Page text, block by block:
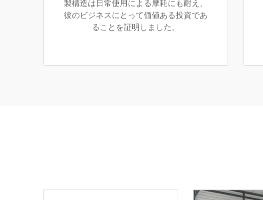
製構造は日常使用による摩耗にも耐え、
彼のビジネスにとって価値ある投資であ
ることを証明しました。